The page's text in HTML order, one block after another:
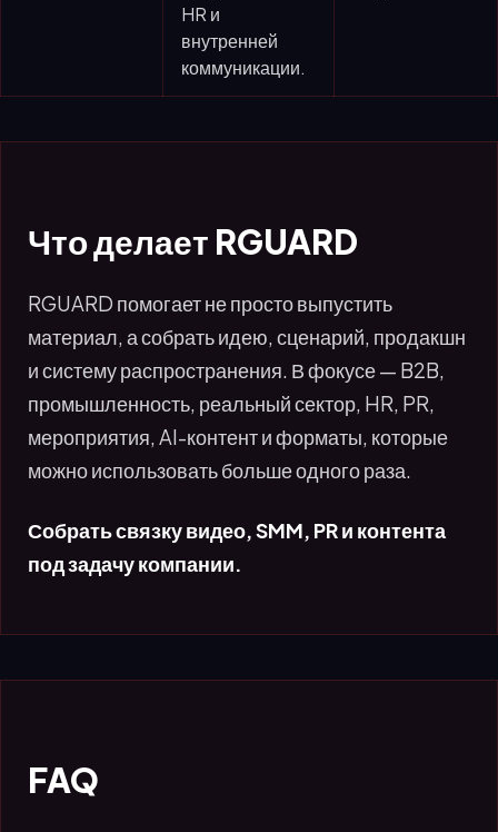
HR и
внутренней
коммуникации.
Что делает RGUARD
RGUARD помогает не просто выпустить
материал, а собрать идею, сценарий, продакшн
и систему распространения. В фокусе — B2B,
промышленность, реальный сектор, HR, PR,
мероприятия, AI-контент и форматы, которые
можно использовать больше одного раза.
Собрать связку видео, SMM, PR и контента
под задачу компании.
FAQ